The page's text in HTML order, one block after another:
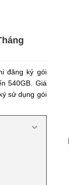
đăng ký gói
540GB. Giá
sử dụng gói